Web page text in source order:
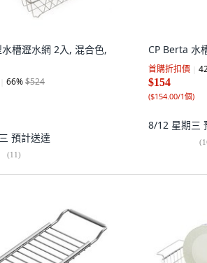
槽瀝水網 2入, 混合色,
66%$524
預計送達
(11)
CP Berta 水
首購折扣價
$154
($154.00/1個)
8/12 星期三
(